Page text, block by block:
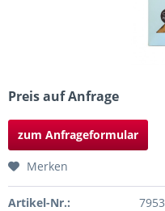
Preis auf Anfrage
zum Anfrageformular
Merken
Artikel-Nr.:
7953